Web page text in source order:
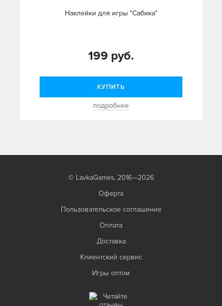
Наклейки для игры "Сабика"
199 руб.
КУПИТЬ
подробнее
© LavkaGames, 2016—2026
Оферта
Пользовательское соглашение
Оплата
Доставка
Клиентский сервис
Игры оптом